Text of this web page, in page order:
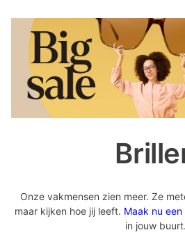
Onze vakmensen zien meer. Ze
maar kijken hoe jij leeft. Maak nu
in jouw buurt.